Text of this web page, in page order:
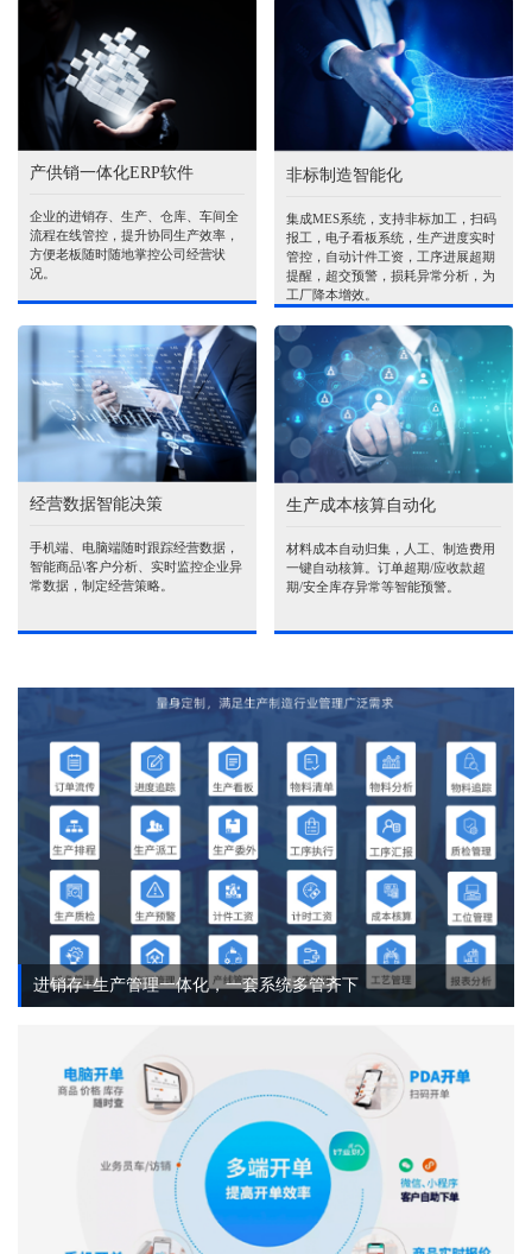
产供销一体化ERP软件
企业的进销存、生产、仓库、车间全
流程在线管控，提升协同生产效率，
方便老板随时随地掌控公司经营状
况。
非标制造智能化
集成MES系统，支持非标加工，扫码
报工，电子看板系统，生产进度实时
管控，自动计件工资，工序进展超期
提醒，超交预警，损耗异常分析，为
工厂降本增效。
经营数据智能决策
手机端、电脑端随时跟踪经营数据，
智能商品\客户分析、实时监控企业异
常数据，制定经营策略。
生产成本核算自动化
材料成本自动归集，人工、制造费用
一键自动核算。订单超期/应收款超
期/安全库存异常等智能预警。
进销存+生产管理一体化，一套系统多管齐下